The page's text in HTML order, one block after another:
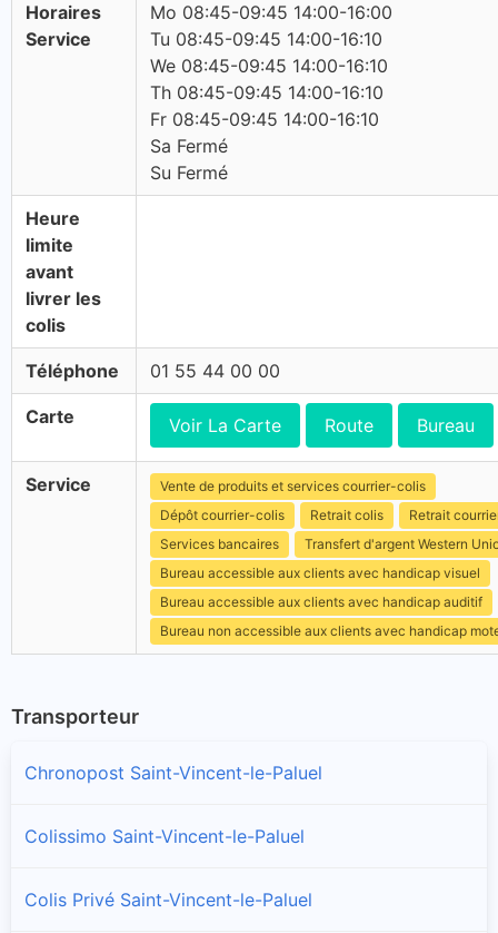
Horaires
Service
Mo 08:45-09:45 14:00-16:00
Tu 08:45-09:45 14:00-16:10
We 08:45-09:45 14:00-16:10
Th 08:45-09:45 14:00-16:10
Fr 08:45-09:45 14:00-16:10
Sa Fermé
Su Fermé
Heure
limite
avant
livrer les
colis
Téléphone 01 55 44 00 00
Carte Voir La Carte Route Bureau
Service
Vente de produits et services courrier-colis
Dépôt courrier-colis
Retrait colis
Retrait
Services bancaires
Transfert d'argent Western
Bureau accessible aux clients avec handicap visuel
Bureau accessible aux clients avec handicap auditif
Bureau non accessible aux clients avec handicap
Transporteur
Chronopost Saint-Vincent-le-Paluel
Colissimo Saint-Vincent-le-Paluel
Colis Privé Saint-Vincent-le-Paluel